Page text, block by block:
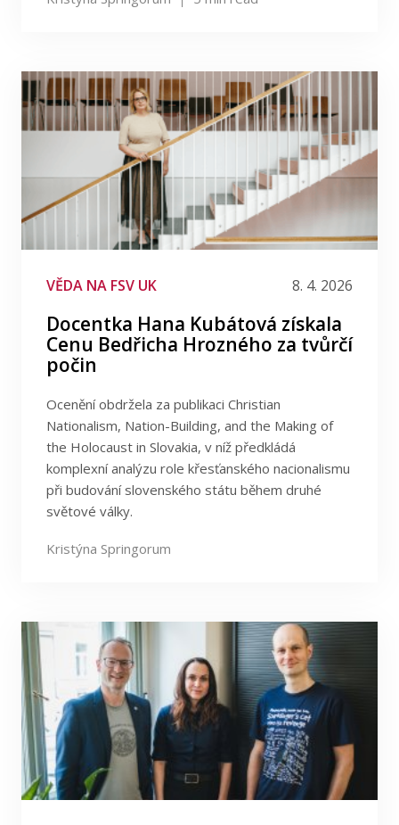
VĚDA NA FSV UK 8. 4. 2026
Docentka Hana Kubátová získala
Cenu Bedřicha Hrozného za tvůrčí
počin
Ocenění obdržela za publikaci Christian
Nationalism, Nation-Building, and the Making of
the Holocaust in Slovakia, v níž předkládá
komplexní analýzu role křesťanského nacionalismu
při budování slovenského státu během druhé
světové války.
Kristýna Springorum